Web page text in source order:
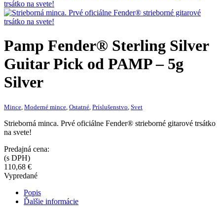
Pamp Fender® Sterling Silver
Guitar Pick od PAMP – 5g
Silver
Mince Moderné mince Ostatné Príslušenstvo Svet
Strieborná minca. Prvé oficiálne Fender® strieborné gitarové trsátko
na svete!
Predajná cena:
(s DPH)
110,68 €
Vypredané
Popis
Ďalšie informácie